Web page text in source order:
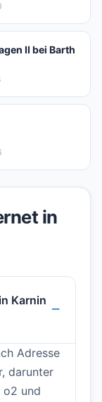
II bei Barth
in
Karnin
Adresse
darunter
o2 und